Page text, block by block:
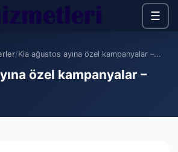
☰
/Kia ağustos ayına özel kampanyalar –...
özel kampanyalar –